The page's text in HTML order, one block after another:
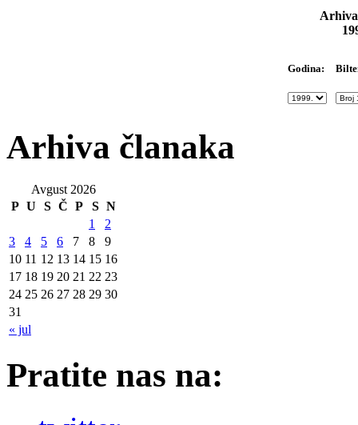
Godina:
Arhiva članaka
Avgust 2026
P U S Č P S N
« jul
1
2
3
4 5 6 7 8
9
10 11 12 13 14 15 16
17 18 19 20 21 22 23
24 25 26 27 28 29 30
31
Pratite nas na: